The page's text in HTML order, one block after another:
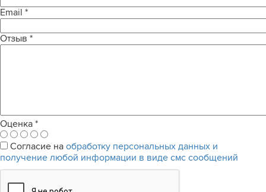
Email *
Отзыв *
Оценка *
Согласие на обработку персональных данных и
получение любой информации в виде смс сообщений